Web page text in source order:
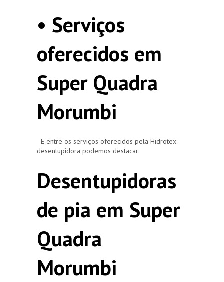
• Serviços
oferecidos em
Super Quadra
Morumbi
E entre os serviços oferecidos pela Hidrotex
desentupidora podemos destacar:
Desentupidoras
de pia em Super
Quadra
Morumbi